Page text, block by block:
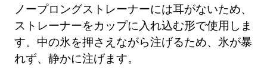
ノープロングストレーナーには耳がないため、
ストレーナーをカップに入れ込む形で使用しま
す。中の氷を押さえながら注げるため、氷が暴
れず、静かに注げます。